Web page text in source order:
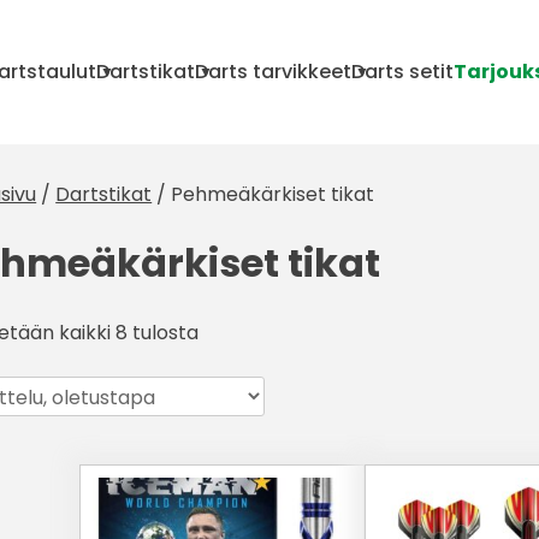
DartstikatDarts tarvikkeetDarts setit
/ Dartstikat / Pehmeäkärkiset tikat
tikat
kaikki 8 tulosta